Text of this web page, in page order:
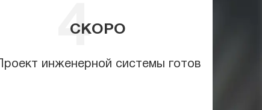
СКОРО
Проект инженерной системы готов